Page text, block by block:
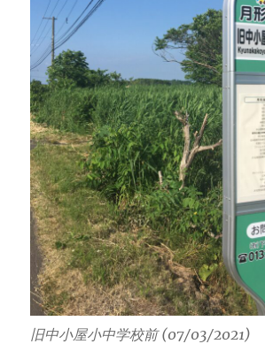
旧中小屋小中学校前 (07/03/2021)